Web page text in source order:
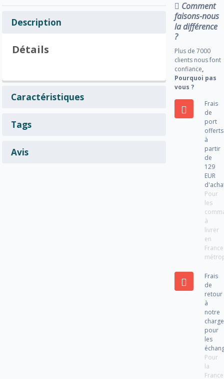
Description
Détails
Caractéristiques
Tags
Avis
Comment
faisons-nous
la différence
?
Plus de 7000
clients nous font
confiance,
Pourquoi pas
vous ?
Frais
de
port
offerts
à
partir
de
129
EUR
Pour
les
à
livrer
en
France
Frais
de
retour
à
notre
charge
pour
les
Pour
la
France